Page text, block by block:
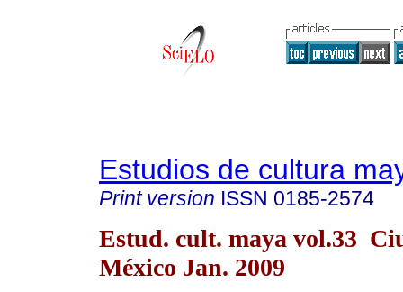
Estudios de cultura
Print version ISSN 0185-2574
Estud. cult. maya vol.33
México Jan. 2009